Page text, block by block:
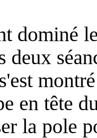
dominé
deux
en tête
la pole